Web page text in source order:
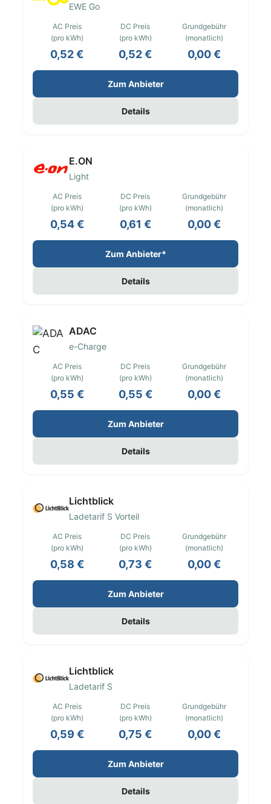
EWE Go
AC Preis
(pro kWh)
0,52 €
DC Preis
(pro kWh)
0,52 €
Grundgebühr
(monatlich)
0,00 €
Zum Anbieter
Details
E.ON
Light
AC Preis
(pro kWh)
0,54 €
DC Preis
(pro kWh)
0,61 €
Grundgebühr
(monatlich)
0,00 €
Zum Anbieter*
Details
ADAC
e-Charge
AC Preis
(pro kWh)
0,55 €
DC Preis
(pro kWh)
0,55 €
Grundgebühr
(monatlich)
0,00 €
Zum Anbieter
Details
Lichtblick
Ladetarif S Vorteil
AC Preis
(pro kWh)
0,58 €
DC Preis
(pro kWh)
0,73 €
Grundgebühr
(monatlich)
0,00 €
Zum Anbieter
Details
Lichtblick
Ladetarif S
AC Preis
(pro kWh)
0,59 €
DC Preis
(pro kWh)
0,75 €
Grundgebühr
(monatlich)
0,00 €
Zum Anbieter
Details